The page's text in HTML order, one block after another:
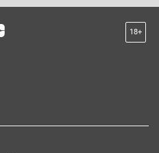
18+